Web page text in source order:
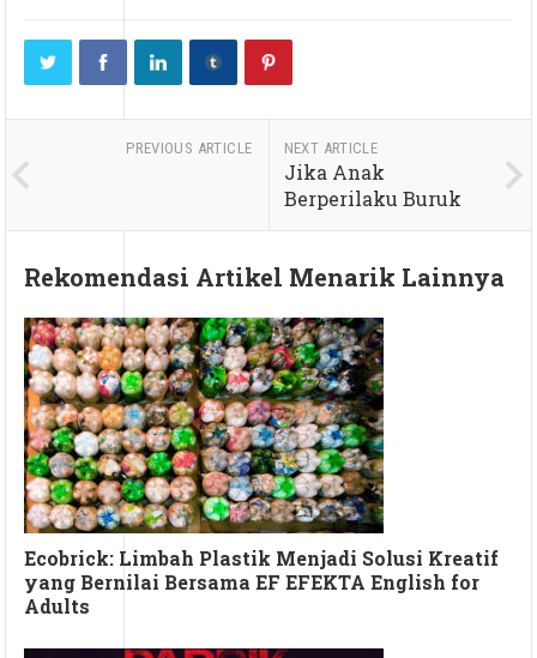
PREVIOUS ARTICLE NEXT ARTICLE
Jika Anak
Berperilaku Buruk
Rekomendasi Artikel Menarik Lainnya
Ecobrick: Limbah Plastik Menjadi Solusi Kreatif
yang Bernilai Bersama EF EFEKTA English for
Adults